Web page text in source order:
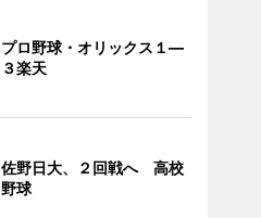
プロ野球・オリックス１―
３楽天
佐野日大、２回戦へ 高校
野球